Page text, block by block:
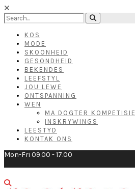
KOS
MODE
SKOONHEID
GESONDHEID
BEKENDES
LEEFSTYL
JOU LEWE
ONTSPANNING
WEN
MA DOGTER KOMPETISIE
INSKRYWINGS
LEESTYD
KONTAK ONS
Mon-Fri 09.00 - 17.00